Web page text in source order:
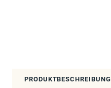
PRODUKTBESCHREIBUNG